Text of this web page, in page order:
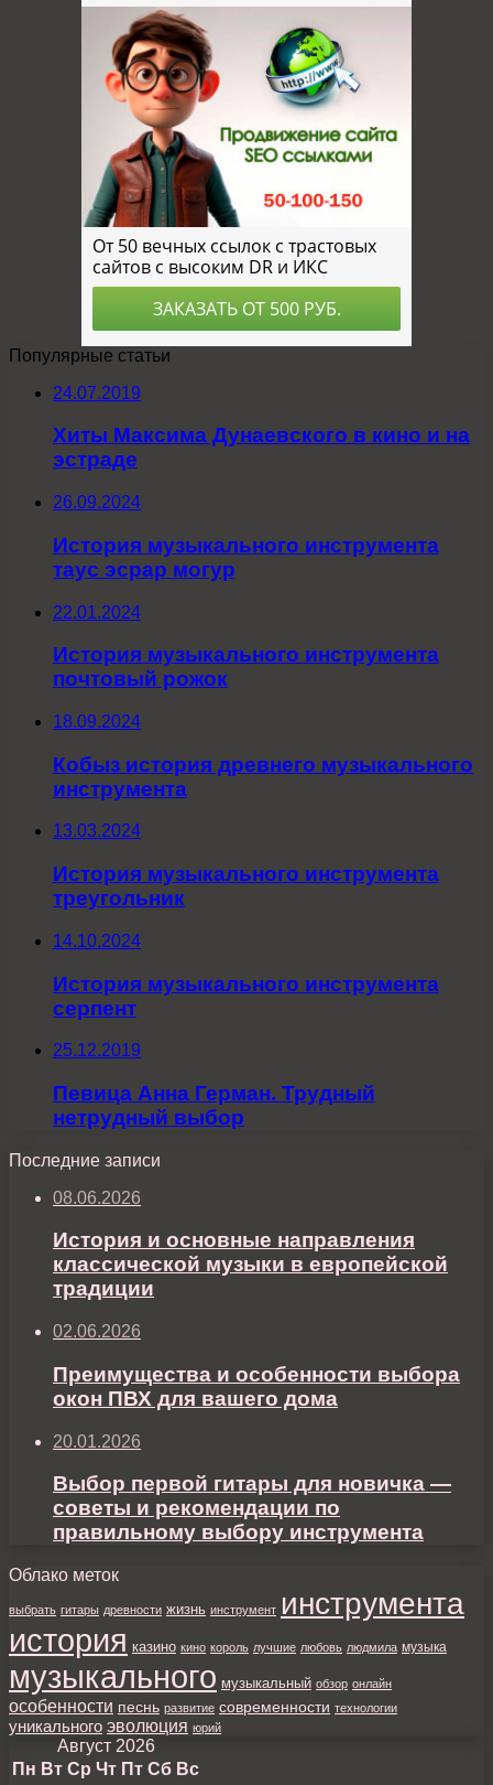
Популярные статьи
24.07.2019
Хиты Максима Дунаевского в кино и на
эстраде
26.09.2024
История музыкального инструмента
таус эсрар могур
22.01.2024
История музыкального инструмента
почтовый рожок
18.09.2024
Кобыз история древнего музыкального
инструмента
13.03.2024
История музыкального инструмента
треугольник
14.10.2024
История музыкального инструмента
серпент
25.12.2019
Певица Анна Герман. Трудный
нетрудный выбор
Последние записи
08.06.2026
История и основные направления
классической музыки в европейской
традиции
02.06.2026
Преимущества и особенности выбора
окон ПВХ для вашего дома
20.01.2026
Выбор первой гитары для новичка —
советы и рекомендации по
правильному выбору инструмента
Облако меток
выбрать гитары древности жизнь инструмент инструмента
история казино кино король лучшие любовь людмила музыка
музыкального музыкальный обзор онлайн
особенности песнь развитие современности технологии
уникального эволюция юрий
Август 2026
Пн Вт Ср Чт Пт Сб Вс